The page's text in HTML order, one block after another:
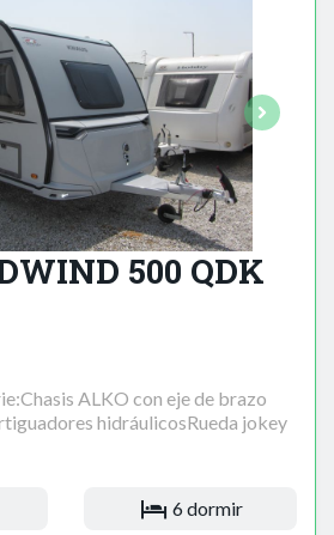
500 QDK
ALKO con eje de brazo
hidráulicosRueda jokey
6 dormir